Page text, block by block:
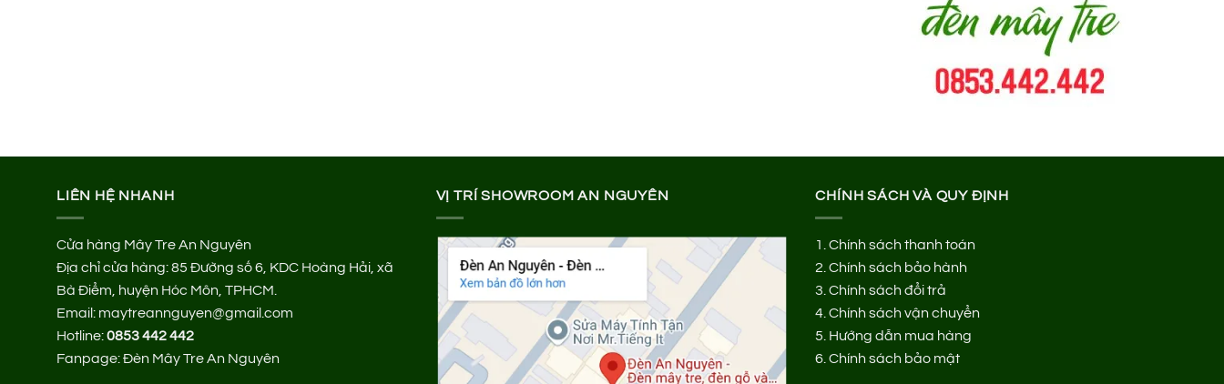
LIÊN HỆ NHANH
Cửa hàng Mây Tre An Nguyên
Địa chỉ cửa hàng:85 Đường số 6, KDC Hoàng Hải, xã
Bà Điểm, huyện Hóc Môn, TPHCM.
Email: maytreannguyen@gmail.com
Hotline:0853 442 442
Fanpage:Đèn Mây Tre An Nguyên
VỊ TRÍ SHOWROOM AN NGUYÊN CHÍNH SÁCH VÀ QUY ĐỊNH
1.Chính sách thanh toán
2.Chính sách bảo hành
3.Chính sách đổi trả
4.Chính sách vận chuyển
5. Hướng dẫn mua hàng
6.Chính sách bảo mật